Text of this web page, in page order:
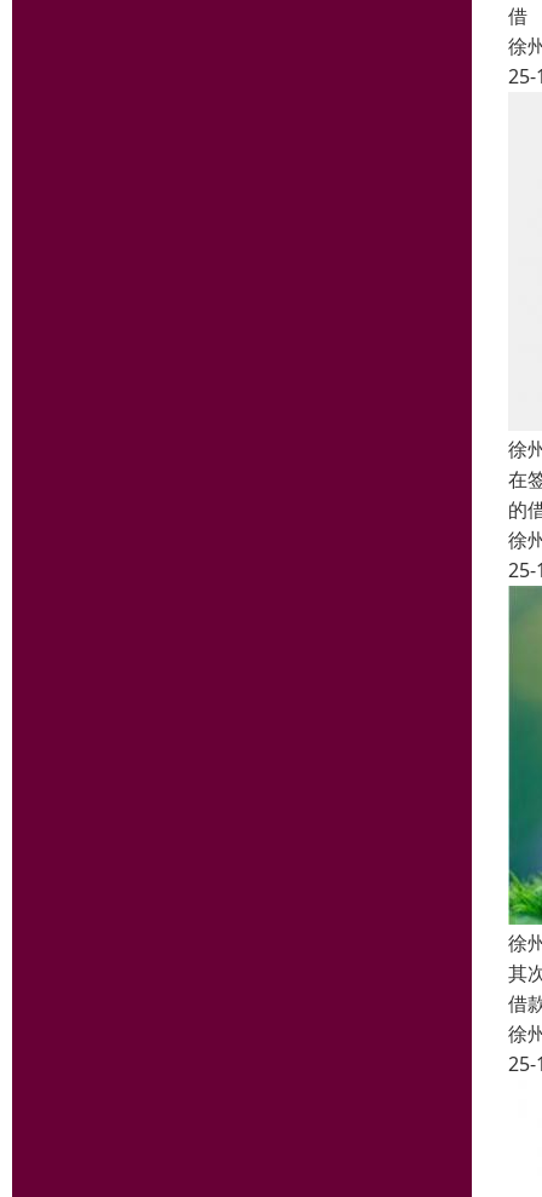
借
徐
25-
徐
在
的
徐
25-
徐
其
借
徐
25-